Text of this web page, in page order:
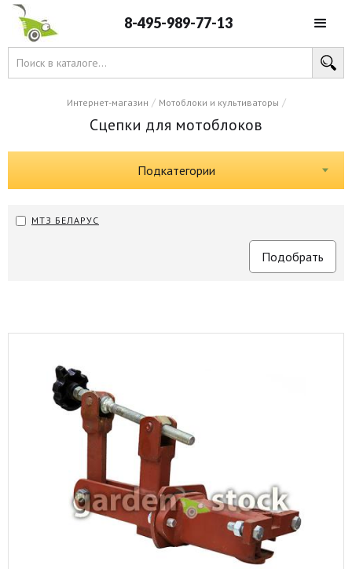
8-495-989-77-13
Интернет-магазин / Мотоблоки и культиваторы /
Сцепки для мотоблоков
Подкатегории
МТЗ БЕЛАРУС